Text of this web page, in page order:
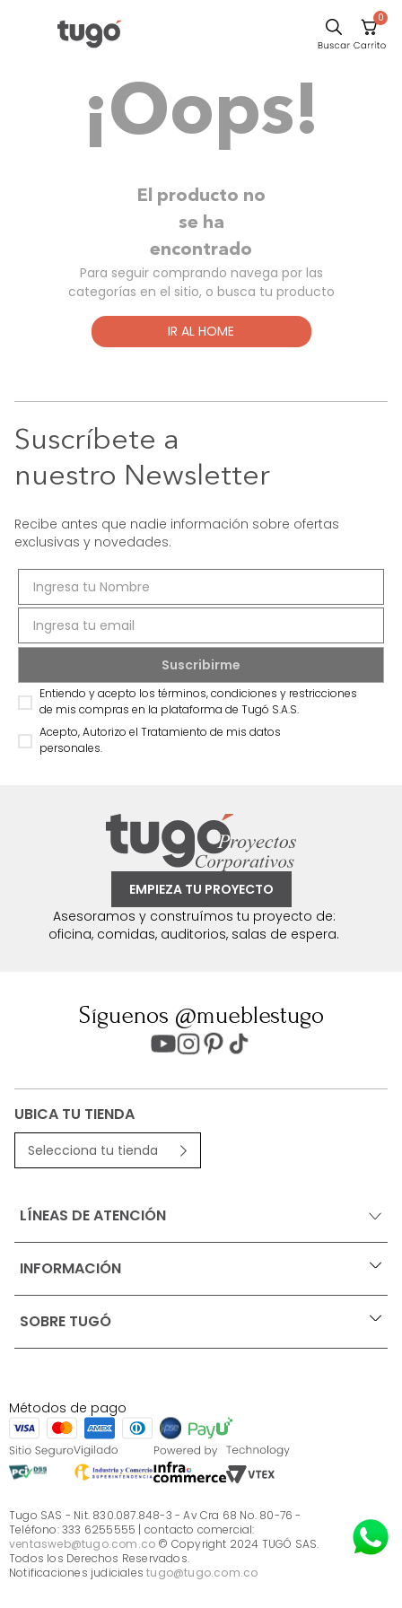
0
¡Oops!
El producto no
se ha
encontrado
Para seguir comprando navega por las
categorías en el sitio, o busca tu producto
IR AL HOME
Suscríbete a
nuestro Newsletter
Recibe antes que nadie información sobre ofertas
exclusivas y novedades.
Entiendo y acepto los términos, condiciones y restricciones
de mis compras en la plataforma de Tugó S.A.S.
Acepto, Autorizo el Tratamiento de mis datos
personales.
EMPIEZA TU PROYECTO
Asesoramos y construímos tu proyecto de:
oficina, comidas, auditorios, salas de espera.
Síguenos @mueblestugo
UBICA TU TIENDA
Selecciona tu tienda
LÍNEAS DE ATENCIÓN
INFORMACIÓN +
Ofertas vigentes
Términos, condiciones y restricciones para productos
S.A.S
Términos, condiciones y restricciones Tugó S.A.S
Instructivo cuidado de muebles
Sé parte de Tugó
¿Quiénes somos?
Servicio al cliente
SOBRE TUGÓ +
¿Quieres vender en Tugó?
Métodos de pago
Tugo SAS - Nit. 830.087.848-3 - Av Cra 68 No. 80-76 -
Teléfono: 333 6255555 | contacto comercial:
ventasweb@tugo.com.co © Copyright 2024 TUGÓ SAS.
Todos los Derechos Reservados.
Notificaciones judicialestugo@tugo.com.co
Escritorio
Cama
Mesa Centro
Mesa Noche